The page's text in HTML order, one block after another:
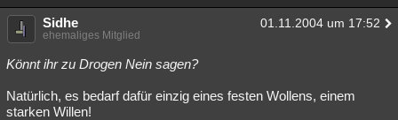
Sidhe 01.11.2004 um 17:52
ehemaliges Mitglied
Könnt ihr zu Drogen Nein sagen?
Natürlich, es bedarf dafür einzig eines festen Wollens, einem
starken Willen!